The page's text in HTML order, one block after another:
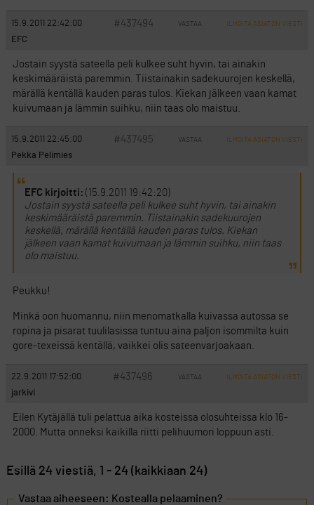
15.9.2011 22:42:00 #437494 VASTAA ILMOITA ASIATON VIESTI
EFC
Jostain syystä sateella peli kulkee suht hyvin, tai ainakin
keskimääräistä paremmin. Tiistainakin sadekuurojen keskellä,
märällä kentällä kauden paras tulos. Kiekan jälkeen vaan kamat
kuivumaan ja lämmin suihku, niin taas olo maistuu.
15.9.2011 22:45:00 #437495 VASTAA ILMOITA ASIATON VIESTI
Pekka Pelimies
EFC kirjoitti: (15.9.2011 19:42:20)
Jostain syystä sateella peli kulkee suht hyvin, tai ainakin
keskimääräistä paremmin. Tiistainakin sadekuurojen
keskellä, märällä kentällä kauden paras tulos. Kiekan
jälkeen vaan kamat kuivumaan ja lämmin suihku, niin taas
olo maistuu.
Peukku!
Minkä oon huomannu, niin menomatkalla kuivassa autossa se
ropina ja pisarat tuulilasissa tuntuu aina paljon isommilta kuin
gore-texeissä kentällä, vaikkei olis sateenvarjoakaan.
22.9.2011 17:52:00 #437496 VASTAA ILMOITA ASIATON VIESTI
jarkivi
Eilen Kytäjällä tuli pelattua aika kosteissa olosuhteissa klo 16-
2000. Mutta onneksi kaikilla riitti pelihuumori loppuun asti.
Esillä 24 viestiä, 1 - 24 (kaikkiaan 24)
Vastaa aiheeseen: Kostealla pelaaminen?